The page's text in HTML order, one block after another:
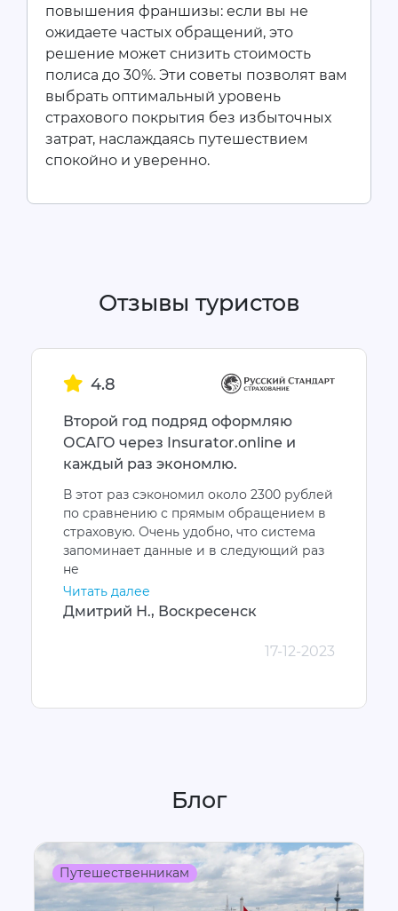
повышения франшизы: если вы не
ожидаете частых обращений, это
решение может снизить стоимость
полиса до 30%. Эти советы позволят вам
выбрать оптимальный уровень
страхового покрытия без избыточных
затрат, наслаждаясь путешествием
спокойно и уверенно.
Отзывы туристов
4.8
Второй год подряд оформляю
ОСАГО через Insurator.online и
каждый раз экономлю.
В этот раз сэкономил около 2300 рублей
по сравнению с прямым обращением в
страховую. Очень удобно, что система
запоминает данные и в следующий раз
не
Читать далее
Дмитрий Н., Воскресенск
17-12-2023
Блог
Путешественникам